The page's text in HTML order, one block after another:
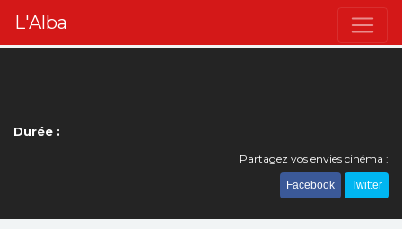
L'Alba
Durée :
Partagez vos envies cinéma :
Facebook Twitter